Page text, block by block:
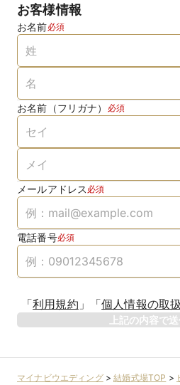
お客様情報
お名前必須
お名前（フリガナ） 必須
メールアドレス 必須
電話番号必須
「利用規約 」 「個人情報の取
上記の内容で
マイナビウエディング>結婚式場TOP >